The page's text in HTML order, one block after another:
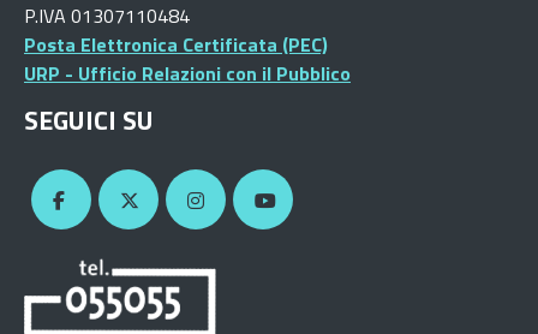
P.IVA 01307110484
Posta Elettronica Certificata (PEC)
URP - Ufficio Relazioni con il Pubblico
SEGUICI SU